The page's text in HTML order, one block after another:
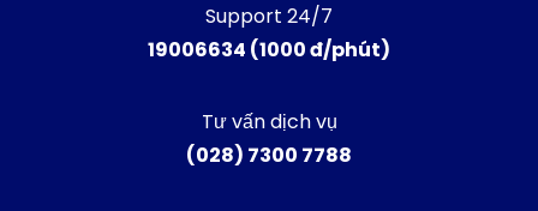
Support 24/7
19006634 (1000 đ/phút)
Tư vấn dịch vụ
(028) 7300 7788